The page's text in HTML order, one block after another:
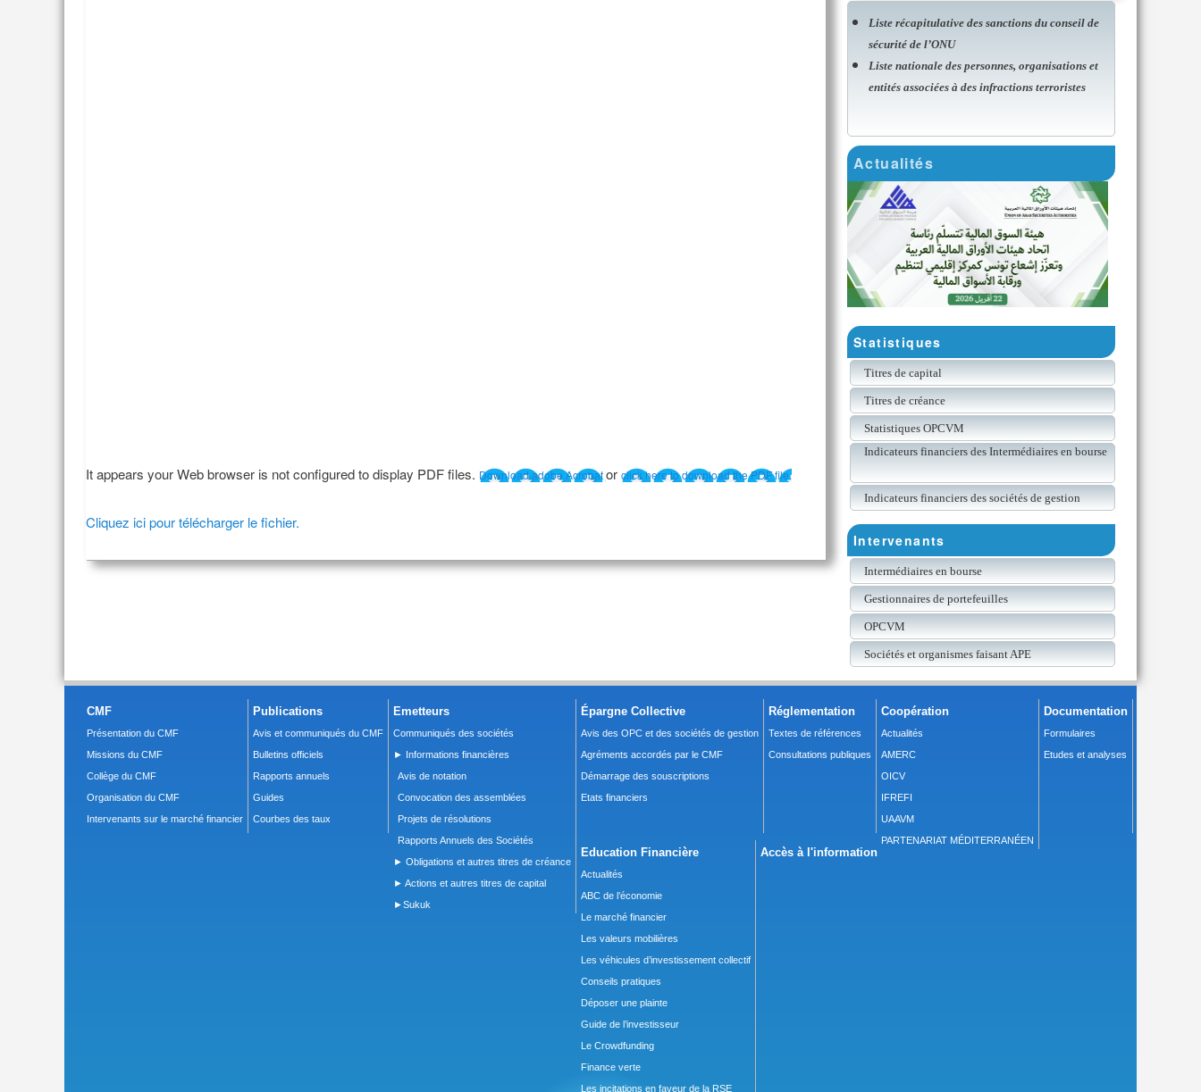
It appears your Web browser is not configured to display PDF files. Download adobe Acrobator click here to download the PDF file.
Cliquez ici pour télécharger le fichier.
Liste récapitulative des sanctions du conseil de
sécurité de l’ONU
Liste nationale des personnes, organisations et
entités associées à des infractions terroristes
Actualités
Statistiques
Titres de capital
Titres de créance
Statistiques OPCVM
Indicateurs financiers des Intermédiaires en bourse
Indicateurs financiers des sociétés de gestion
Intervenants
Intermédiaires en bourse
Gestionnaires de portefeuilles
OPCVM
Sociétés et organismes faisant APE
CMF
Présentation du CMF
Missions du CMF
Collège du CMF
Organisation du CMF
Intervenants sur le marché financier
Publications
Avis et communiqués du CMF
Bulletins officiels
Rapports annuels
Guides
Courbes des taux
Emetteurs
Communiqués des sociétés
► Informations financières
Avis de notation
Convocation des assemblées
Projets de résolutions
Rapports Annuels des Sociétés
► Obligations et autres titres de créance
► Actions et autres titres de capital
►Sukuk
Épargne Collective
Avis des OPC et des sociétés de gestion
Agréments accordés par le CMF
Démarrage des souscriptions
Etats financiers
Réglementation
Textes de références
Consultations publiques
Coopération
Actualités
AMERC
OICV
IFREFI
UAAVM
PARTENARIAT MÉDITERRANÉEN
Documentation
Formulaires
Etudes et analyses
Education Financière
Actualités
ABC de l’économie
Le marché financier
Les valeurs mobilières
Les véhicules d’investissement collectif
Conseils pratiques
Déposer une plainte
Guide de l’investisseur
Le Crowdfunding
Finance verte
Les incitations en faveur de la RSE
Accès à l'information